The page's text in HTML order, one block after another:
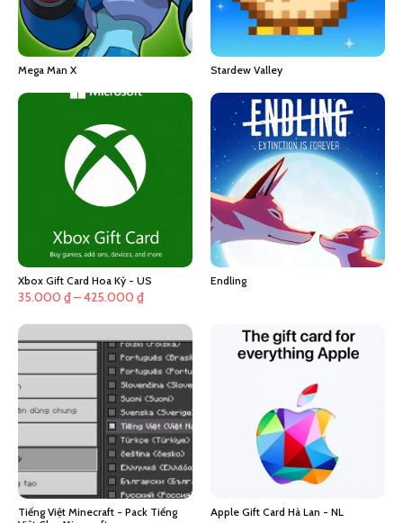
Mega Man X Stardew Valley
Xbox Gift Card Hoa Kỳ - US
35.000 ₫–425.000 ₫Khoảng
từ
35.000 ₫
đến
425.000 ₫
Endling
Tiếng Việt Minecraft - Pack Tiếng
Apple Gift Card Hà Lan - NL